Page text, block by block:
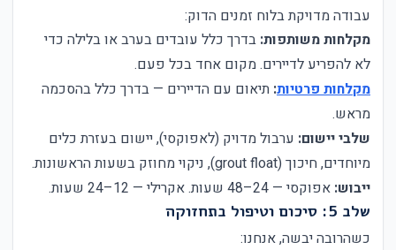
עבודה מדויקת בלוח זמנים הדוק:
מקלחות משותפות: בדרך כלל עובדים בערב או בלילה כדי
לא להפריע לדיירים. מקום אחד בכל פעם.
מקלחות פרטיות: תיאום עם הדיירים — בדרך כלל בהסכמה
מראש.
שלבי יישום: ערבול מדויק (לאפוקסי), יישום בעזרת כלים
מיוחדים, חיכוך (grout float), ניקוי מחוזק בשעות הראשונות.
ייבוש: אפוקסי — 24–48 שעות. אקרילי — 12–24 שעות.
שלב 5: סיכום וטיפול בתחזוקה
כשהרובה יבשה, אנחנו: